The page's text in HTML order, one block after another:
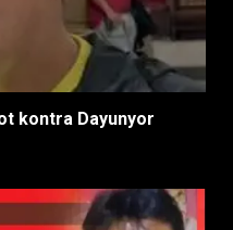
kontra Dayunyor